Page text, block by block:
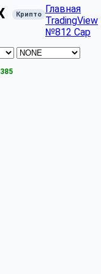
Крипто Главная
TradingView
№812 Cap